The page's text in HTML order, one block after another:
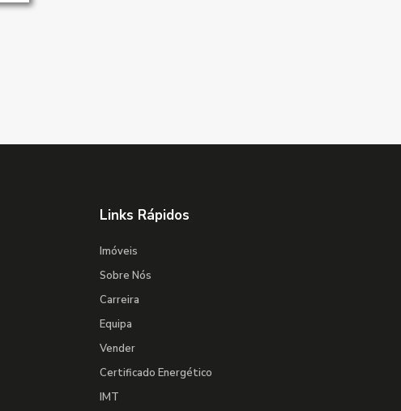
Links Rápidos
Imóveis
Sobre Nós
Carreira
Equipa
Vender
Certificado Energético
IMT